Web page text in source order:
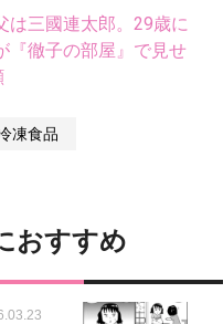
三國連太郎。29歳に
『徹子の部屋』で見せ
凍食品
おすすめ